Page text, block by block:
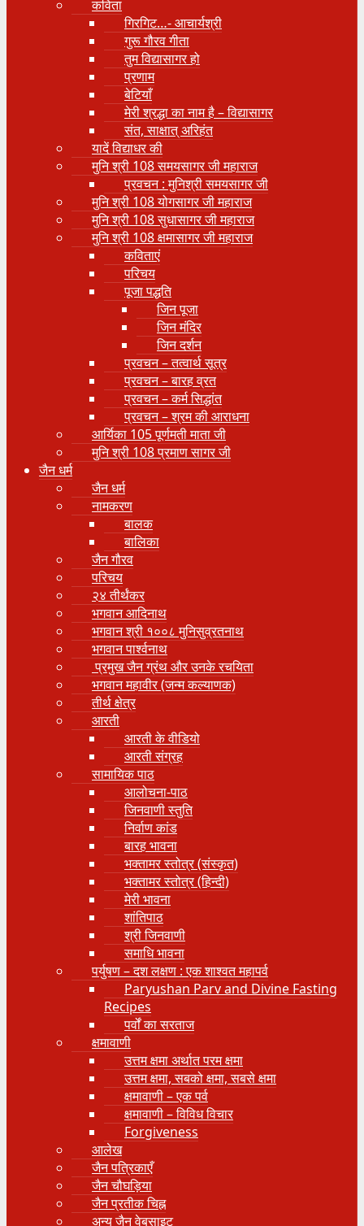
कविता
गिरगिट…- आचार्यश्री
गुरू गौरव गीता
तुम विद्यासागर हो
प्रणाम
बेटियाँ
मेरी श्रद्धा का नाम है – विद्यासागर
संत, साक्षात् अरिहंत
यादें विद्याधर की
मुनि श्री 108 समयसागर जी महाराज
प्रवचन : मुनिश्री समयसागर जी
मुनि श्री 108 योगसागर जी महाराज
मुनि श्री 108 सुधासागर जी महाराज
मुनि श्री 108 क्षमासागर जी महाराज
कविताएं
परिचय
पूजा पद्धति
जिन पूजा
जिन मंदिर
जिन दर्शन
प्रवचन – तत्वार्थ सूत्र
प्रवचन – बारह व्रत
प्रवचन – कर्म सिद्धांत
प्रवचन – श्रम की आराधना
आर्यिका 105 पूर्णमती माता जी
मुनि श्री 108 प्रमाण सागर जी
जैन धर्म
जैन धर्म
नामकरण
बालक
बालिका
जैन गौरव
परिचय
२४ तीर्थंकर
भगवान आदिनाथ
भगवान श्री १००८ मुनिसुव्रतनाथ
भगवान पार्श्वनाथ
प्रमुख जैन ग्रंथ और उनके रचयिता
भगवान महावीर (जन्म कल्याणक)
तीर्थ क्षेत्र
आरती
आरती के वीडियो
आरती संग्रह
सामायिक पाठ
आलोचना-पाठ
जिनवाणी स्तुति
निर्वाण कांड
बारह भावना
भक्तामर स्तोत्र (संस्कृत)
भक्तामर स्तोत्र (हिन्दी)
मेरी भावना
शांतिपाठ
श्री जिनवाणी
समाधि भावना
पर्युषण – दश लक्षण : एक शाश्वत महापर्व
Paryushan Parv and Divine Fasting
Recipes
पर्वों का सरताज
क्षमावाणी
उत्तम क्षमा अर्थात परम क्षमा
उत्तम क्षमा, सबको क्षमा, सबसे क्षमा
क्षमावाणी – एक पर्व
क्षमावाणी – विविध विचार
Forgiveness
आलेख
जैन पत्रिकाएँ
जैन चौघड़िया
जैन प्रतीक चिह्न
अन्य जैन वेबसाइट